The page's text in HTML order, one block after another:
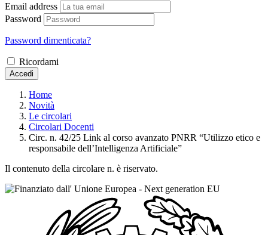
Email address
Password
Password dimenticata?
Ricordami
Accedi
Home
Novità
Le circolari
Circolari Docenti
Circ. n. 42/25 Link al corso avanzato PNRR “Utilizzo etico e
responsabile dell’Intelligenza Artificiale”
Il contenuto della circolare n. è riservato.